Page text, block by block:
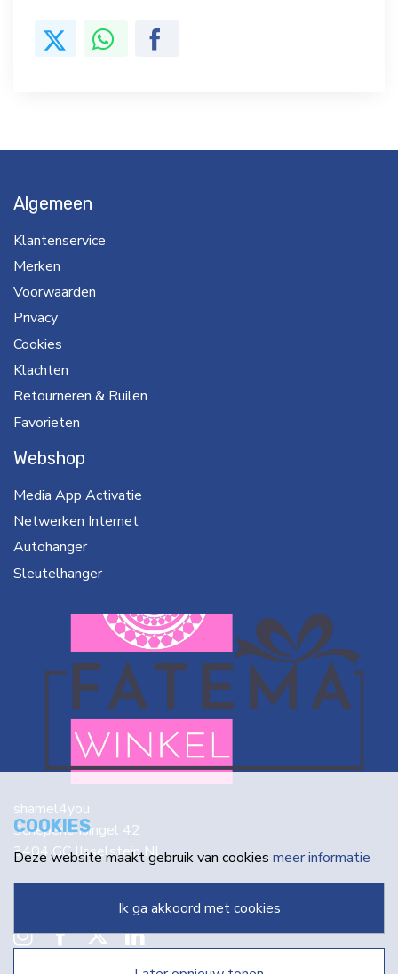
shamel4you
Schepenensingel 42
3404 GC IJsselstein NL
Algemeen
Klantenservice
Merken
Voorwaarden
Privacy
Cookies
Klachten
Retourneren & Ruilen
Favorieten
Webshop
Media App Activatie
Netwerken Internet
Autohanger
Sleutelhanger
COOKIES
Deze website maakt gebruik van cookies meer informatie
ik ga akkoord met cookies